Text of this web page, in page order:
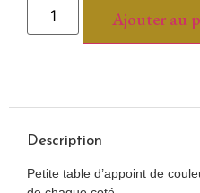
Ajouter au
Description
Petite table d’appoint de